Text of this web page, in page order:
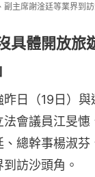
主席謝淦廷等業界到訪
具體開放
日（19日）與
會議員江旻憓
總幹事楊淑芬
訪沙頭角。